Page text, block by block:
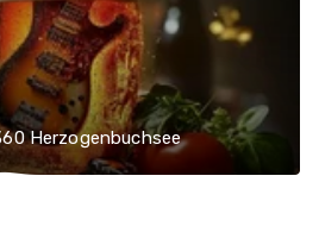
Herzogenbuchsee